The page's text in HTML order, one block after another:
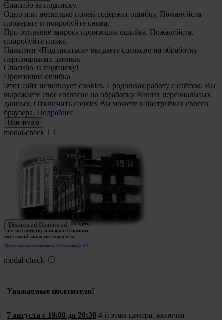
Спасибо за подписку.
Одно или несколько полей содержат ошибку. Пожалуйста
проверьте и попробуйте снова.
При отправке запроса произошла ошибка. Пожалуйста,
попробуйте позже.
Нажимая «Подписаться» вы даете согласие на обработку
персональных данных
Спасибо за подписку!
Произошла ошибка
Этот сайт использует cookies. Продолжая работу с сайтом, Вы
выражаете своё согласие на обработку Ваших персональных
данных. Отключить cookies Вы можете в настройках своего
браузера. Подробнее
Принимаю
modal-check
Поделитесь воспоминаниями о Хлебозаводе №5
Ждем истории тех, кто работал здесь,
жил по соседству или просто помнит
тот самый запах свежего хлеба
Dismiss ad Dismiss ad
modal-check
Уважаемые посетители!
7 августа с 19:00 до 20:30 4-й этаж центра, включая